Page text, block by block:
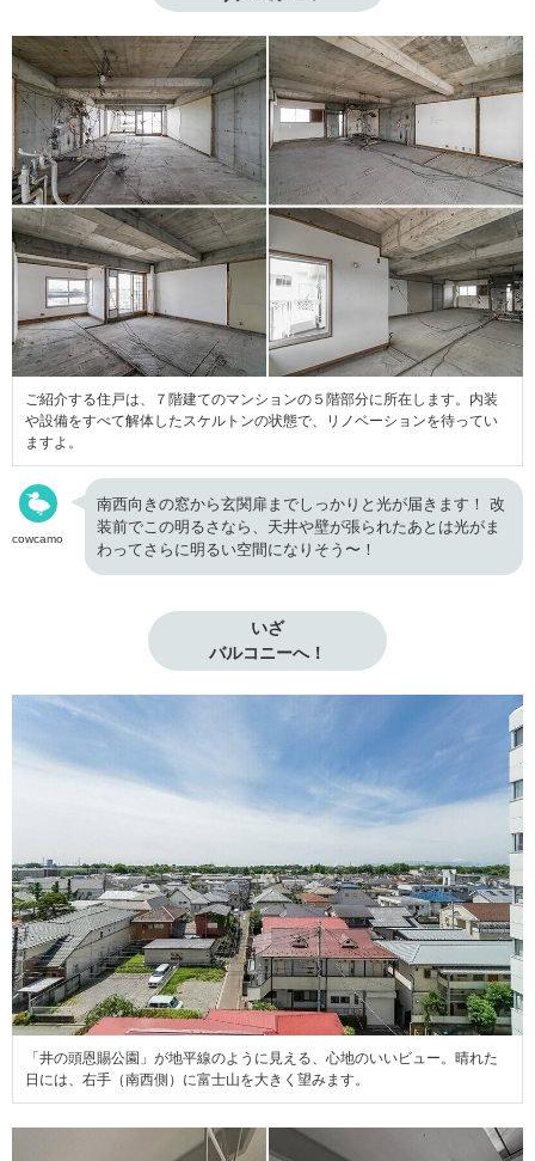
ご紹介する住戸は、７階建てのマンションの５階部分に所在します。内装
や設備をすべて解体したスケルトンの状態で、リノベーションを待ってい
ますよ。
cowcamo
南西向きの窓から玄関扉までしっかりと光が届きます！ 改
装前でこの明るさなら、天井や壁が張られたあとは光がま
わってさらに明るい空間になりそう〜！
いざ
バルコニーへ！
「井の頭恩賜公園」が地平線のように見える、心地のいいビュー。晴れた
日には、右手（南西側）に富士山を大きく望みます。